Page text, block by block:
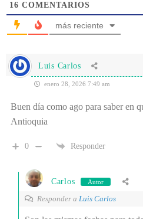
16 COMENTARIOS
más reciente
Luis Carlos
enero 28, 2026 7:49 am
Buen día como ago para saber en
Antioquia
0 Responder
Carlos Autor
Responder a Luis Carlos